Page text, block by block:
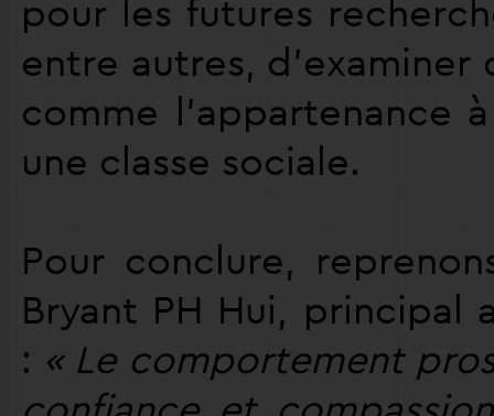
pour les futures
entre autres, d’examiner
comme l’appartenance
une classe sociale.
Pour conclure,
Bryant PH Hui, principal
: « Le comportement